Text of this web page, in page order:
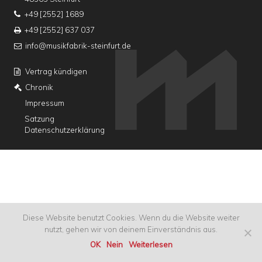
+49 [2552] 1689
+49 [2552] 637 037
info@musikfabrik-steinfurt.de
Vertrag kündigen
Chronik
Impressum
Satzung
Datenschutzerklärung
Diese Website benutzt Cookies. Wenn du die Website weiter
nutzt, gehen wir von deinem Einverständnis aus.
OK
Nein Weiterlesen